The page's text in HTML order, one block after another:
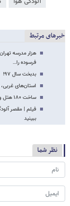
خبرهای مرتبط
هزار مدرسه
فرسوده را…
بدبخت سال ۹۷!
استان‌های غربی،
ساخت ۱۸۰ هتل و رستوران در تهران در آینده نزدیک
فیلم | مقصر
ببینید
نظر شما